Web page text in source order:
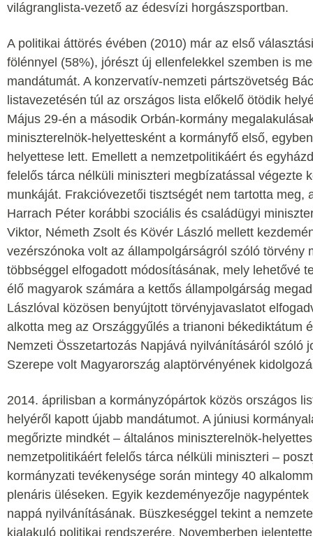
világranglista-vezető az édesvízi horgászsportban.
A politikai áttörés évében (2010) már az első
fölénnyel (58%), jórészt új ellenfelekkel szemben is
mandátumát. A konzervatív-nemzeti pártszövetség
listavezetésén túl az országos lista előkelő ötödik
Május 29-én a második Orbán-kormány
miniszterelnök-helyettesként a kormányfő első,
helyettese lett. Emellett a nemzetpolitikáért és
felelős tárca nélküli miniszteri megbízatással végezte
munkáját. Frakcióvezetői tisztségét nem tartotta meg,
Harrach Péter korábbi szociális és családügyi
Viktor, Németh Zsolt és Kövér László mellett
vezérszónoka volt az állampolgárságról szóló törvény
többséggel elfogadott módosításának, mely lehetővé
élő magyarok számára a kettős állampolgárság
Lászlóval közösen benyújtott törvényjavaslatot
alkotta meg az Országgyűlés a trianoni békediktátum
Nemzeti Összetartozás Napjává nyilvánításáról szóló
Szerepe volt Magyarország alaptörvényének
2014. áprilisban a kormányzópártok közös országos
helyéről kapott újabb mandátumot. A júniusi
megőrizte mindkét – általános miniszterelnök-
nemzetpolitikáért felelős tárca nélküli miniszteri –
kormányzati tevékenysége során mintegy 40
plenáris üléseken. Egyik kezdeményezője
nappá nyilvánításának. Büszkeséggel tekint a
kialakuló politikai rendszerére. Novemberben